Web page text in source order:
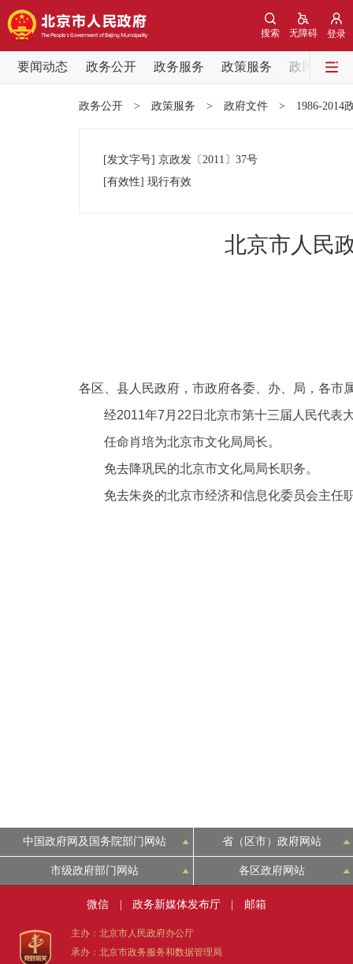
登录
无障碍
搜索
要闻动态 政务公开 政务服务 政策服务
政民互动
党中央精神
决策公开
个人服务
多语种
ENGLISH
DEUTSCH
政务公开 > 政策服务 > 政府文件 > 1986-2014
[发文字号] 京政发 〔2011〕 37号
[有效性] 现行有效
北京市人民
各区、县人民政府，市政府各委、办、局，各市
经2011年7月22日北京市第十三届人民代表
任命肖培为北京市文化局局长。
免去降巩民的北京市文化局局长职务。
免去朱炎的北京市经济和信息化委员会主任
中国政府网及国务院部门网站 省（区市）政府网站
市级政府部门网站 各区政府网站
微信 政务新媒体发布厅 邮箱
主办：北京市人民政府办公厅
承办：北京市政务服务和数据管理局